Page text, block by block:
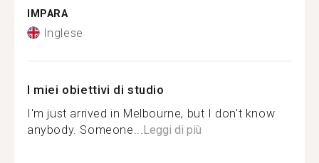
IMPARA
Inglese
I miei obiettivi di studio
I'm just arrived in Melbourne, but I don't know
anybody. Someone... Leggi di più